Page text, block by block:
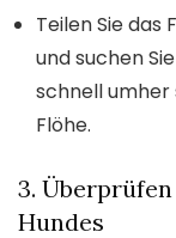
Teilen Sie das
und suchen
schnell umher
Flöhe.
3.
Hundes